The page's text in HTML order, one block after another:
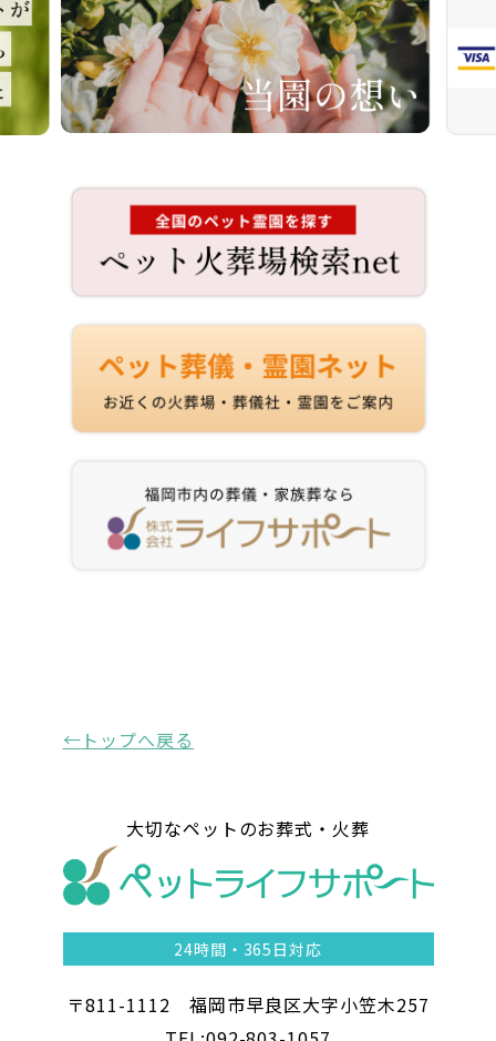
トップへ戻る
大切なペットのお葬式・火葬
24時間・ 365日対応
〒811-1112 福岡市早良区大字小笠木257